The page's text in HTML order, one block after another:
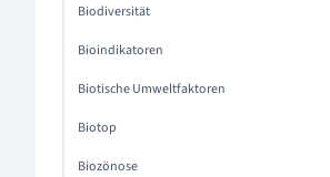
Biodiversität
Bioindikatoren
Biotische Umweltfaktoren
Biotop
Biozönose